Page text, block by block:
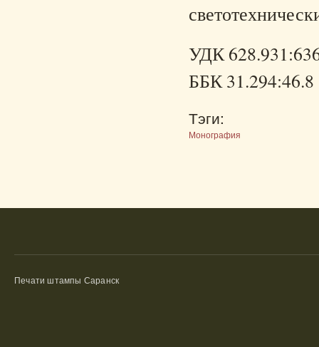
УДК
ББК 31.294:46.8
Тэги:
Монография
Печати штампы Саранск